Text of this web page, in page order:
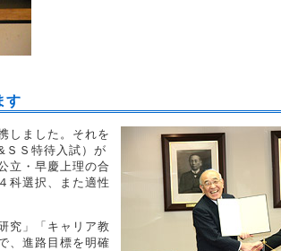
す
しました。それを
ＳＳ特待入試）が
立・早慶上理の合
科選択、また適性
究」「キャリア教
、進路目標を明確